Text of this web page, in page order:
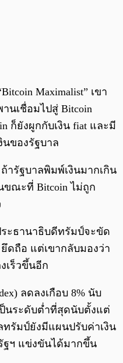
Maximalist” เขา
านเชื่อมไปสู่ Bitcoin
ก็ยังผูกกับเงิน fiat และมี
ของรัฐบาล
ถ้ารัฐบาลพิมพ์เงินมากเกิน
ขณะที่ Bitcoin ไม่ถูก
ะธานาธิบดีทรัมป์จะขัด
ดถือ แต่เขากลับมองว่า
เร็วขึ้นอีก
ลดลงเกือบ 8% นับ
นระดับต่ำที่สุดนับตั้งแต่
ทรัมป์ยังมีแผนปรับค่าเงิน
ฐฯ แข่งขันได้มากขึ้น